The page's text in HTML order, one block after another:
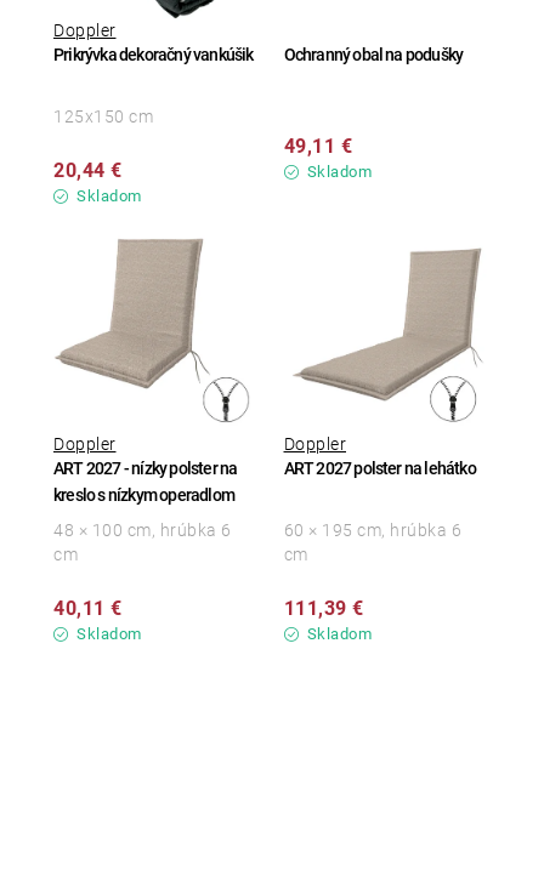
Prikrývka dekoračný vankúšik
Doppler
Skladom
20,44 €
125x150 cm
Ochranný obal na podušky
Skladom
49,11 €
ART 2027 - nízky polster na
kreslo s nízkym operadlom
Doppler
Skladom
40,11 €
48 × 100 cm, hrúbka 6
cm
ART 2027 polster na lehátko
Doppler
Skladom
111,39 €
60 × 195 cm, hrúbka 6
cm